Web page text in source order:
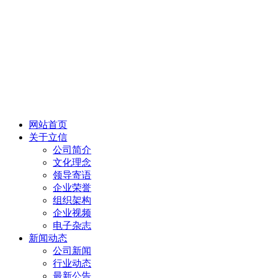
网站首页
关于立信
公司简介
文化理念
领导寄语
企业荣誉
组织架构
企业视频
电子杂志
新闻动态
公司新闻
行业动态
最新公告